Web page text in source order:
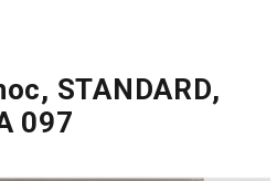
STANDARD,
097